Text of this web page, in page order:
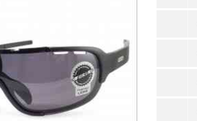
Unisex model
Linija: Furia X-Sport
Okvir: Grilamid TR-90
Leće: Trivex Polarizirane
Zatamnjenje: 85%